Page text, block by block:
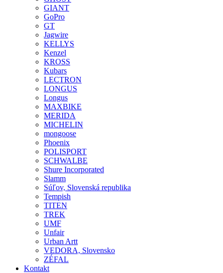
GIANT
GoPro
GT
Jagwire
KELLYS
Kenzel
KROSS
Kubars
LECTRON
LONGUS
Longus
MAXBIKE
MERIDA
MICHELIN
mongoose
Phoenix
POLISPORT
SCHWALBE
Shure Incorporated
Slamm
Súľov, Slovenská republika
Tempish
TITEN
TREK
UMF
Unfair
Urban Artt
VEDORA, Slovensko
ZÉFAL
Kontakt